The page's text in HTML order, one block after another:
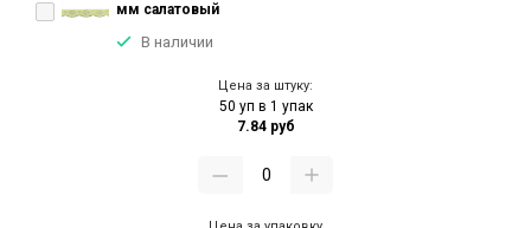
мм салатовый
В наличии
Цена за штуку:
50 уп в 1 упак
7.84 руб